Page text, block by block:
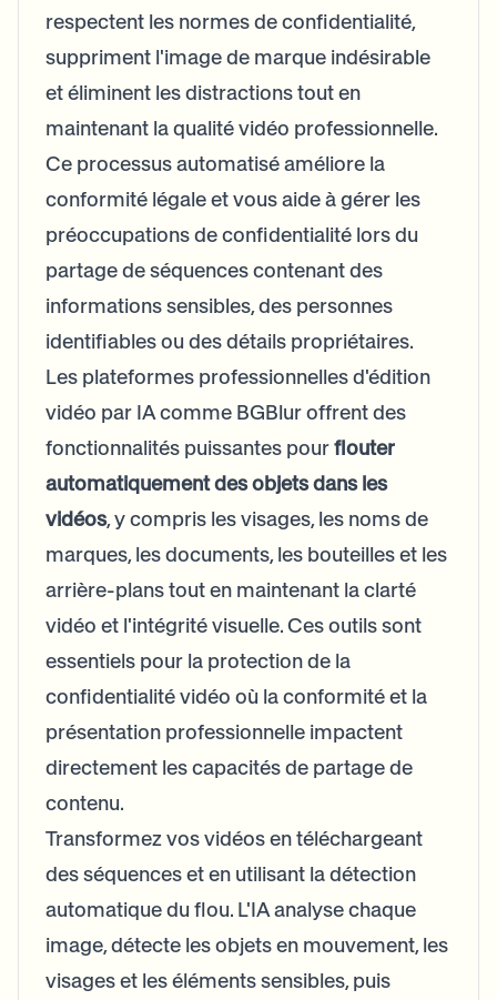
respectent les normes de confidentialité,
suppriment l'image de marque indésirable
et éliminent les distractions tout en
maintenant la qualité vidéo professionnelle.
Ce processus automatisé améliore la
conformité légale et vous aide à gérer les
préoccupations de confidentialité lors du
partage de séquences contenant des
informations sensibles, des personnes
identifiables ou des détails propriétaires.
Les plateformes professionnelles d'édition
vidéo par IA comme BGBlur offrent des
fonctionnalités puissantes pourflouter
automatiquement des objets dans les
vidéos, y compris les visages, les noms de
marques, les documents, les bouteilles et les
arrière-plans tout en maintenant la clarté
vidéo et l'intégrité visuelle. Ces outils sont
essentiels pour la protection de la
confidentialité vidéo où la conformité et la
présentation professionnelle impactent
directement les capacités de partage de
contenu.
Transformez vos vidéos en téléchargeant
des séquences et en utilisant la détection
automatique du flou. L'IA analyse chaque
image, détecte les objets en mouvement, les
visages et les éléments sensibles, puis